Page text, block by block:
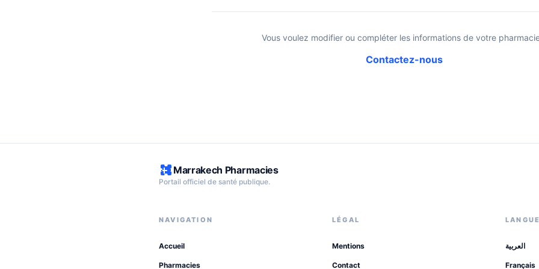
Vous voulez modifier ou compléter les informations de votre
Contactez-nous
Marrakech Pharmacies
Portail officiel de santé publique.
NAVIGATION
Accueil
Pharmacies
LÉGAL
Mentions
Contact
العربية
Français